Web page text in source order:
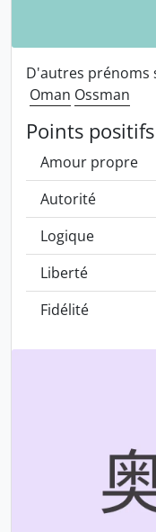
D'autres prénoms
Oman Ossman
Points positifs
Amour propre
Autorité
Logique
Liberté
Fidélité